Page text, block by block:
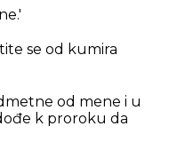
se od kumira
od mene i u
k proroku da